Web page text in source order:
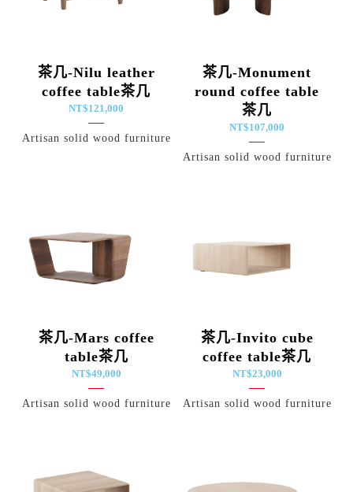
茶几-Nilu leather
coffee table茶几
NT$121,000
Artisan solid wood furniture
茶几-Monument
round coffee table
茶几
NT$107,000
Artisan solid wood furniture
茶几-Mars coffee
table茶几
NT$49,000
Artisan solid wood furniture
茶几-Invito cube
coffee table茶几
NT$23,000
Artisan solid wood furniture